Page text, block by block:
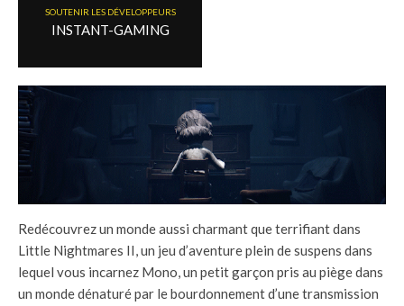
SOUTENIR LES DÉVELOPPEURS
INSTANT-GAMING
Redécouvrez un monde aussi charmant que terrifiant dans
Little Nightmares II, un jeu d’aventure plein de suspens dans
lequel vous incarnez Mono, un petit garçon pris au piège dans
un monde dénaturé par le bourdonnement d’une transmission